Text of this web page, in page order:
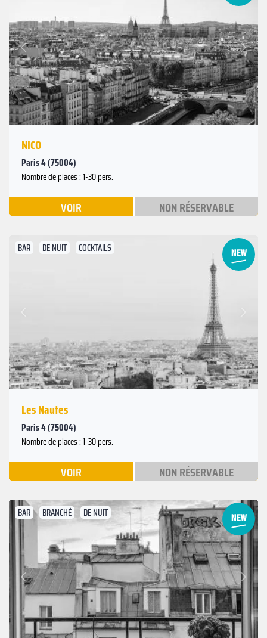
Précédent
Suivant
NICO
Paris 4 (75004)
Nombre de places : 1-30 pers.
VOIR NON RÉSERVABLE
BAR DE NUIT COCKTAILS
Suivant
Les Nautes
Paris 4 (75004)
Nombre de places : 1-30 pers.
VOIR NON RÉSERVABLE
BAR BRANCHÉ DE NUIT
Précédent
Suivant